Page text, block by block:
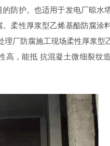
防护。也适用于发电厂晾水
柔性厚浆型乙烯基酯防腐涂
厂防腐施工现场柔性厚浆型
，能抵 抗混凝土微细裂纹